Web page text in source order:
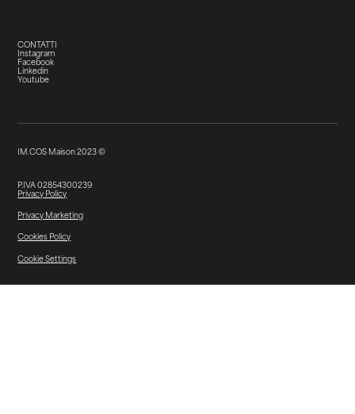
CONTATTI
Instagram
Facebook
Linkedin
Youtube
Privacy Policy
Privacy Marketing
Cookies Policy
Cookie Settings
IM.COS Maison 2023 ©
P.IVA 02854300239